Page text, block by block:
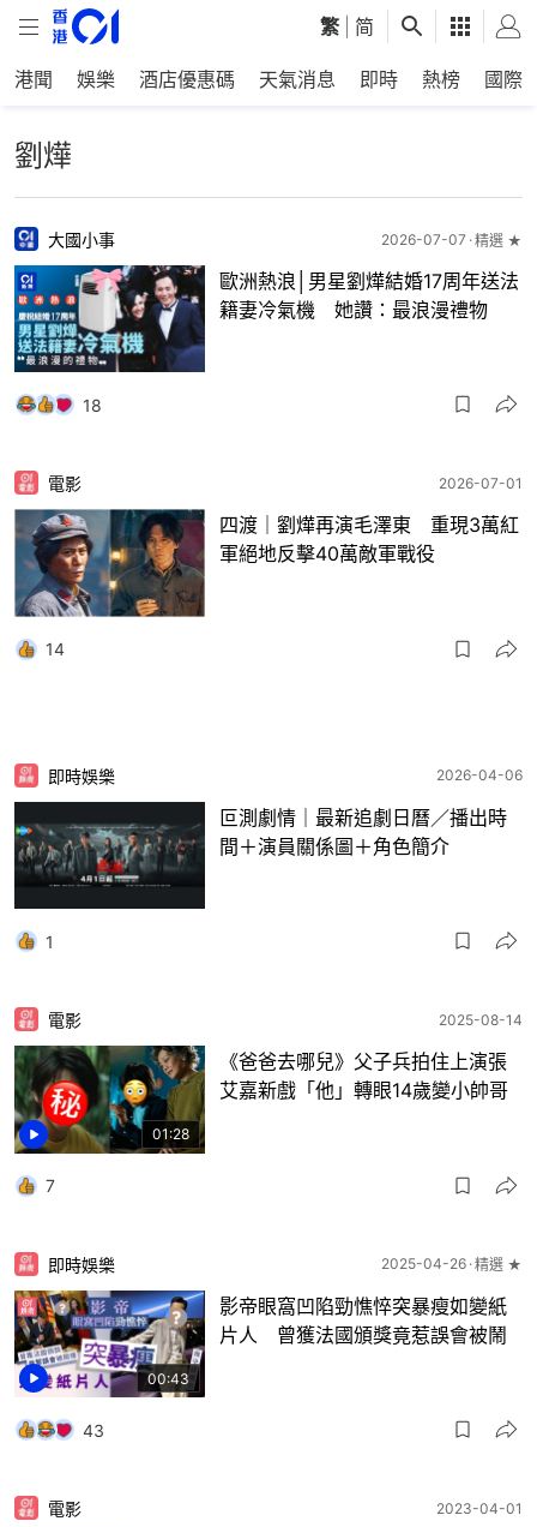
繁 简
港聞 娛樂 酒店優惠碼 天氣消息 即時 熱榜 國際
劉燁
大國小事 2026-07-07 精選 ★
歐洲熱浪│男星劉燁結婚17周年送法
籍妻冷氣機 她讚：最浪漫禮物
18
電影 2026-07-01
四渡｜劉燁再演毛澤東 重現3萬紅
軍絕地反擊40萬敵軍戰役
14
即時娛樂 2026-04-06
叵測劇情｜最新追劇日曆／播出時
間＋演員關係圖＋角色簡介
1
01:28
電影 2025-08-14
《爸爸去哪兒》父子兵拍住上演張
艾嘉新戲「他」轉眼14歲變小帥哥
7
00:43
即時娛樂 2025-04-26 精選 ★
影帝眼窩凹陷勁憔悴突暴瘦如變紙
片人 曾獲法國頒獎竟惹誤會被鬧
43
電影 2023-04-01